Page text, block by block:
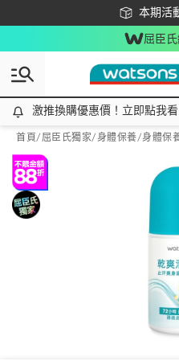
本期活
下載
屈臣
激推換購優惠價！立即點我看
激推換購優惠價！立即點我看
首頁/ 屈臣氏獨家/身體保養/身體保